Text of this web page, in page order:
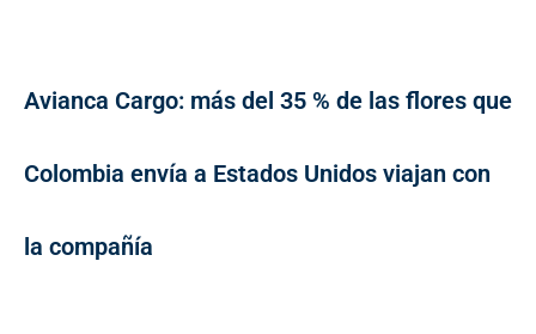
Avianca Cargo: más del 35 % de las flores que
Colombia envía a Estados Unidos viajan con
la compañía